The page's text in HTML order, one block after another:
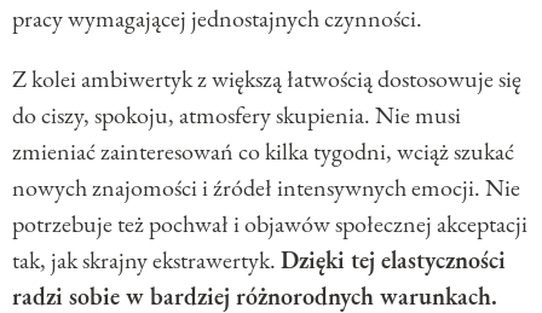
pracy wymagającej jednostajnych czynności.
Z kolei ambiwertyk z większą łatwością dostosowuje się
do ciszy, spokoju, atmosfery skupienia. Nie musi
zmieniać zainteresowań co kilka tygodni, wciąż szukać
nowych znajomości i źródeł intensywnych emocji. Nie
potrzebuje też pochwał i objawów społecznej akceptacji
tak, jak skrajny ekstrawertyk.Dzięki tej elastyczności
radzi sobie w bardziej różnorodnych warunkach.